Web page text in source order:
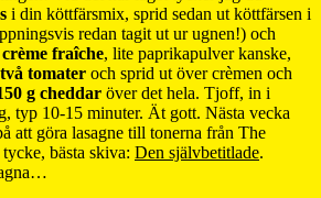
i din köttfärsmix, sprid sedan ut köttfärsen i
redan tagit ut ur ugnen!) och
crème fraîche, lite paprikapulver kanske,
två tomater och sprid ut över crèmen och
g cheddar över det hela. Tjoff, in i
typ 10-15 minuter. Ät gott. Nästa vecka
att göra lasagne till tonerna från The
bästa skiva: Den självbetitlade.